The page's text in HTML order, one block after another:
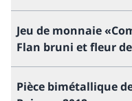
Jeu de monnaie
Flan bruni et fleur
Pièce bimétallique